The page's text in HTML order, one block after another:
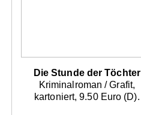
Die Stunde der Töchter
Kriminalroman / Grafit,
kartoniert, 9.50 Euro (D).